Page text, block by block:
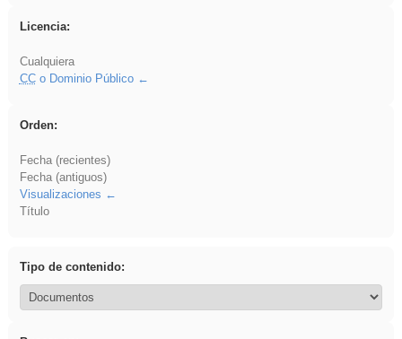
Licencia:
Cualquiera
CCo Dominio Público
Orden:
Fecha (recientes)
Fecha (antiguos)
Visualizaciones
Título
Tipo de contenido: